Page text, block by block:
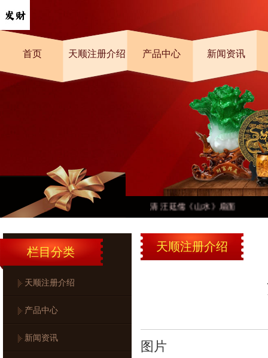
首页 天顺注册介绍 产品中心 新闻资讯
清 汪廷儒《山水》扇面
栏目分类
天顺注册介绍
产品中心
新闻资讯
天顺注册介绍
图片